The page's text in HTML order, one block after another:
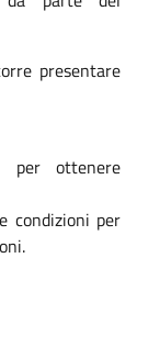
presentare
per ottenere
condizioni per